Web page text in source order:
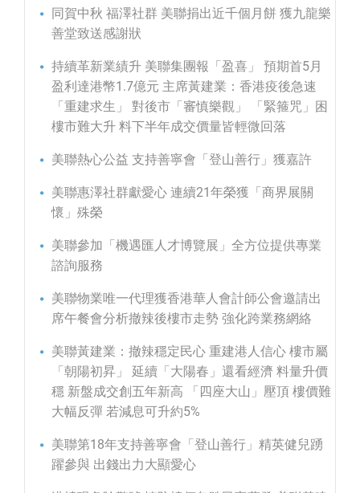
同賀中秋 福澤社群 美聯捐出近千個月餅 獲九龍樂
善堂致送感謝狀
持續革新業績升 美聯集團報「盈喜」 預期首5月
盈利達港幣1.7億元 主席黃建業：香港疫後急速
「重建求生」 對後市「審慎樂觀」 「緊箍咒」困
樓市難大升 料下半年成交價量皆輕微回落
美聯熱心公益 支持善寧會「登山善行」獲嘉許
美聯惠澤社群獻愛心 連續21年榮獲「商界展關
懷」殊榮
美聯參加「機遇匯人才博覽展」全方位提供專業
諮詢服務
美聯物業唯一代理獲香港華人會計師公會邀請出
席午餐會分析撤辣後樓市走勢 強化跨業務網絡
美聯黃建業：撤辣穩定民心 重建港人信心 樓市屬
「朝陽初昇」 延續「大陽春」還看經濟 料量升價
穩 新盤成交創五年新高 「四座大山」壓頂 樓價難
大幅反彈 若減息可升約5%
美聯第18年支持善寧會「登山善行」精英健兒踴
躍參與 出錢出力大顯愛心